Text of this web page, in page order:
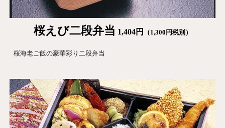
桜えび二段弁当 1,404円 （1,300円税別）
桜海老ご飯の豪華彩り二段弁当